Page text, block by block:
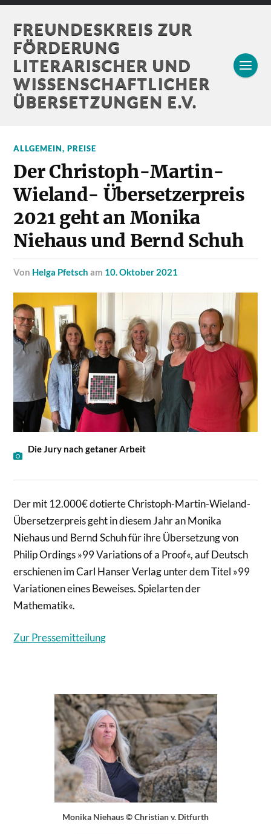
FREUNDESKREIS ZUR
FÖRDERUNG
LITERARISCHER UND
WISSENSCHAFTLICHER
ÜBERSETZUNGEN E.V.
ALLGEMEIN,PREISE
Der Christoph-Martin-
Wieland- Übersetzerpreis
2021 geht an Monika
Niehaus und Bernd Schuh
von Helga Pfetsch am 10. Oktober 2021
Die Jury nach getaner Arbeit
Der mit 12.000€ dotierte Christoph-Martin-Wieland-
Übersetzerpreis geht in diesem Jahr an Monika
Niehaus und Bernd Schuh für ihre Übersetzung von
Philip Ordings »99 Variations of a Proof«, auf Deutsch
erschienen im Carl Hanser Verlag unter dem Titel »99
Variationen eines Beweises. Spielarten der
Mathematik«.
Zur Pressemitteilung
Monika Niehaus © Christian v. Ditfurth